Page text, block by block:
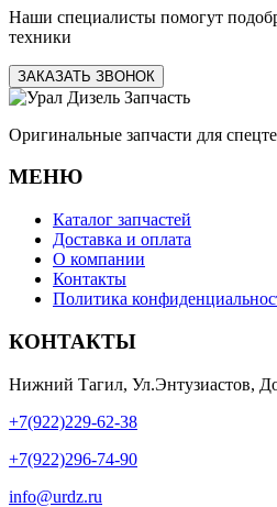
Наши специалисты помогут
техники
ЗАКАЗАТЬ ЗВОНОК
Оригинальные запчасти для
МЕНЮ
Каталог запчастей
Доставка и оплата
О компании
Контакты
Политика
КОНТАКТЫ
Нижний Тагил, Ул.Энтузиастов,
+7(922)229-62-38
+7(922)296-74-90
info@urdz.ru